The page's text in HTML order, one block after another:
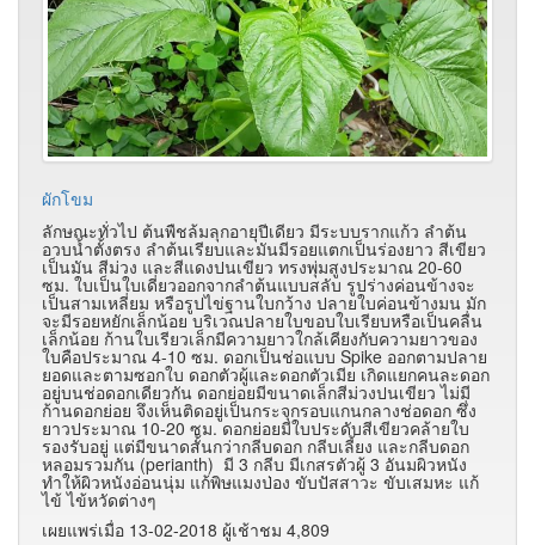
ผักโขม
ลักษณะทั่วไป ต้นพืชล้มลุกอายุปีเดียว มีระบบรากแก้ว ลำต้น
อวบน้ำตั้งตรง ลำต้นเรียบและมันมีรอยแตกเป็นร่องยาว สีเขียว
เป็นมัน สีม่วง และสีแดงปนเขียว ทรงพุ่มสูงประมาณ 20-60
ซม. ใบเป็นใบเดี่ยวออกจากลำต้นแบบสลับ รูปร่างค่อนข้างจะ
เป็นสามเหลี่ยม หรือรูปไข่ฐานใบกว้าง ปลายใบค่อนข้างมน มัก
จะมีรอยหยักเล็กน้อย บริเวณปลายใบขอบใบเรียบหรือเป็นคลื่น
เล็กน้อย ก้านใบเรียวเล็กมีความยาวใกล้เคียงกับความยาวของ
ใบคือประมาณ 4-10 ซม. ดอกเป็นช่อแบบ Spike ออกตามปลาย
ยอดและตามซอกใบ ดอกตัวผู้และดอกตัวเมีย เกิดแยกคนละดอก
อยู่บนช่อดอกเดียวกัน ดอกย่อยมีขนาดเล็กสีม่วงปนเขียว ไม่มี
ก้านดอกย่อย จึงเห็นติดอยู่เป็นกระจุกรอบแกนกลางช่อดอก ซึ่ง
ยาวประมาณ 10-20 ซม. ดอกย่อยมีใบประดับสีเขียวคล้ายใบ
รองรับอยู่ แต่มีขนาดสั้นกว่ากลีบดอก กลีบเลี้ยง และกลีบดอก
หลอมรวมกัน (perianth) มี 3 กลีบ มีเกสรตัวผู้ 3 อันมผิวหนัง
ทำให้ผิวหนังอ่อนนุ่ม แก้พิษแมงป่อง ขับปัสสาวะ ขับเสมหะ แก้
ไข้ ไข้หวัดต่างๆ
เผยแพร่เมื่อ 13-02-2018 ผู้เช้าชม 4,809